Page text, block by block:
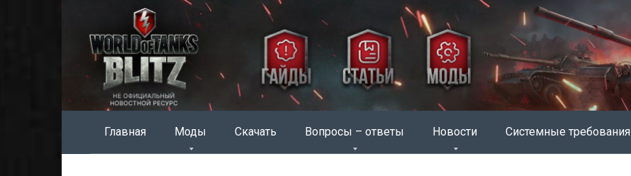
Главная Моды Скачать Вопросы – ответы Новости Системные требования